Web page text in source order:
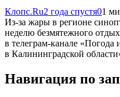
Клопс.Ru2 года спустя01
Из-за жары в регионе
неделю безмятежного
в телеграм-канале «Погода
в Калининградской
Навигация по